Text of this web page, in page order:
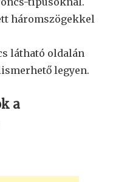
háromszögekkel
látható oldalán
legyen.
a